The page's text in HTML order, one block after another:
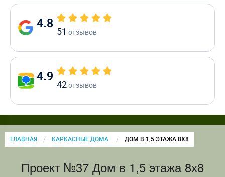
4.8
51 отзывов
4.9
42отзывов
ГЛАВНАЯ КАРКАСНЫЕ ДОМА CURRENT:
ДОМ В 1,5 ЭТАЖА 8Х8
Проект №37 Дом в 1,5 этажа 8х8